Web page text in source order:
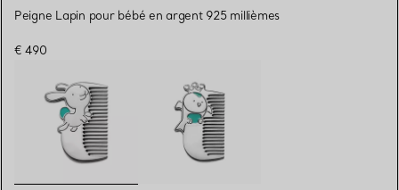
Peigne Lapin pour bébé en argent 925 millièmes
€ 490